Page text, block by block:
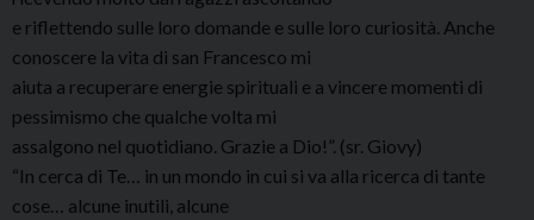
e riflettendo sulle loro domande e sulle loro curiosità. Anche
conoscere la vita di san Francesco mi
aiuta a recuperare energie spirituali e a vincere momenti di
pessimismo che qualche volta mi
assalgono nel quotidiano. Grazie a Dio!”. (sr. Giovy)
“In cerca di Te… in un mondo in cui si va alla ricerca di tante
cose… alcune inutili, alcune